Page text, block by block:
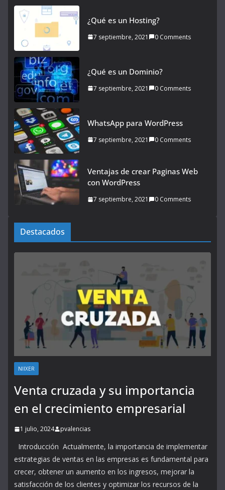
¿Qué es un Hosting?
7 septiembre, 2021 0 Comments
¿Qué es un Dominio?
7 septiembre, 2021 0 Comments
WhatsApp para WordPress
7 septiembre, 2021 0 Comments
Ventajas de crear Paginas Web
con WordPress
7 septiembre, 2021 0 Comments
Destacados
NIIXER
Venta cruzada y su importancia
en el crecimiento empresarial
1 julio, 2024 pvalencias
Introducción Actualmente, la importancia de implementar
estrategias de ventas en las empresas es fundamental para
crecer, obtener un aumento en los ingresos, mejorar la
satisfacción de los clientes y optimizar los recursos de la